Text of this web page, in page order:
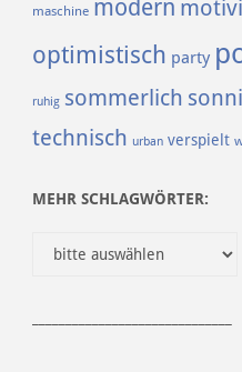
maschine modern
optimistisch party
ruhig sommerlich
technisch urban verspielt
MEHR SCHLAGWÖRTER: